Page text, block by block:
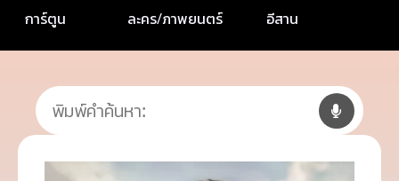
การ์ตูน
ละคร/ภาพยนตร์ อีสาน